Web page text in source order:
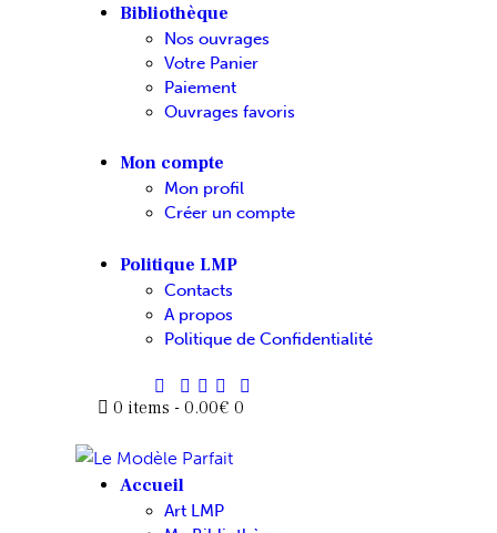
Bibliothèque
Nos ouvrages
Votre Panier
Paiement
Ouvrages favoris
Mon compte
Mon profil
Créer un compte
Politique LMP
Contacts
A propos
Politique de Confidentialité
0 items - 0.00€ 0
Accueil
Art LMP